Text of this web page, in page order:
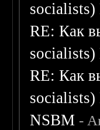
RE: Как
RE: Как
NSBM -